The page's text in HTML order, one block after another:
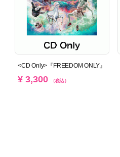
<CD Only>『FREEDOM ONLY』
¥ 3,300 （税込）